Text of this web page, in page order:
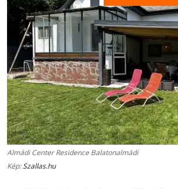
Almádi Center Residence Balatonalmádi
Kép:Szallas.hu